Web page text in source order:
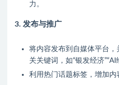
力。
3. 发布与推广
将内容发布到自媒体平台
关关键词，如“银发经济”“AI
利用热门话题标签，增加内